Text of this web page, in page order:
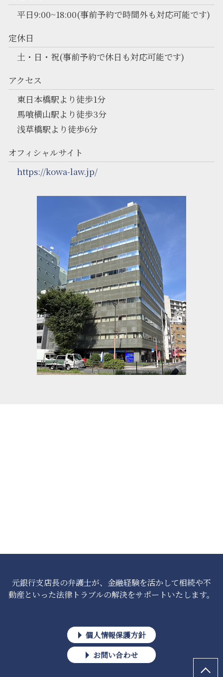
平日9:00~18:00(事前予約で時間外も対応可能です)
定休日
土・日・祝(事前予約で休日も対応可能です)
アクセス
東日本橋駅より徒歩1分
馬喰横山駅より徒歩3分
浅草橋駅より徒歩6分
オフィシャルサイト
https://kowa-law.jp/
元銀行支店長の弁護士が、金融経験を活かして相続や不
動産といった法律トラブルの解決をサポートいたします。
個人情報保護方針
お問い合わせ